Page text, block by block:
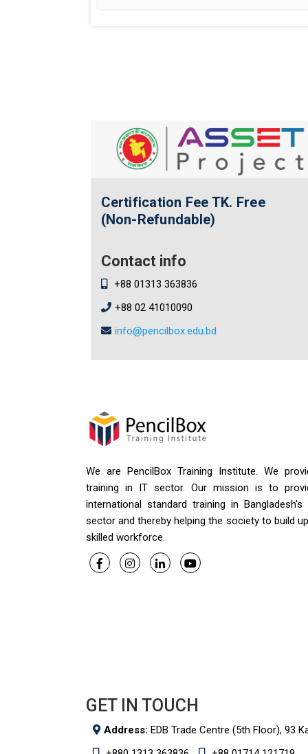
Certification Fee TK. Free
(Non-Refundable)
Contact info
+88 01313 363836
+88 02 41010090
info@pencilbox.edu.bd
We are PencilBox Training Institute. We
training in IT sector. Our mission is to
international standard training in Bangladesh's
sector and thereby helping the society to build
skilled workforce.
GET IN TOUCH
Address: EDB Trade Centre (5th Floor), 93